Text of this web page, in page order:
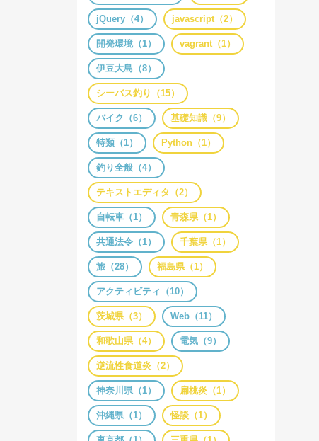
jQuery（4） javascript（2）
開発環境（1） vagrant（1）
伊豆大島（8）
シーバス釣り（15）
バイク（6） 基礎知識（9）
特類（1） Python（1）
釣り全般（4）
テキストエディタ（2）
自転車（1） 青森県（1）
共通法令（1） 千葉県（1）
旅（28） 福島県（1）
アクティビティ（10）
茨城県（3） Web（11）
和歌山県（4） 電気（9）
逆流性食道炎（2）
神奈川県（1） 扁桃炎（1）
沖縄県（1） 怪談（1）